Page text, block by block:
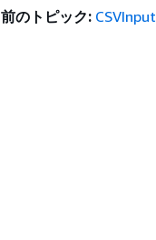
前のトピック: CSVInput